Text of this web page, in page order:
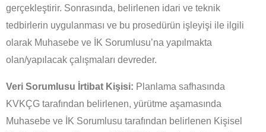
gerçekleştirir. Sonrasında, belirlenen idari ve teknik
tedbirlerin uygulanması ve bu prosedürün işleyişi ile ilgili
olarak Muhasebe ve İK Sorumlusu’na yapılmakta
olan/yapılacak çalışmaları devreder.
Veri Sorumlusu İrtibat Kişisi: Planlama safhasında
KVKÇG tarafından belirlenen, yürütme aşamasında
Muhasebe ve İK Sorumlusu tarafından belirlenen Kişisel